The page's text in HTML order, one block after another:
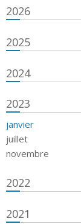
2026
2025
2024
2023
janvier
juillet
novembre
2022
2021